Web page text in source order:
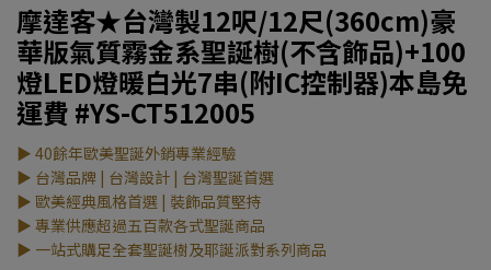
摩達客★台灣製12呎/12尺(360cm)豪
華版氣質霧金系聖誕樹(不含飾品)+100
燈LED燈暖白光7串(附IC控制器)本島免
運費 #YS-CT512005
▶ 40餘年歐美聖誕外銷專業經驗
▶ 台灣品牌 | 台灣設計 | 台灣聖誕首選
▶ 歐美經典風格首選 | 裝飾品質堅持
▶ 專業供應超過五百款各式聖誕商品
▶ 一站式購足全套聖誕樹及耶誕派對系列商品